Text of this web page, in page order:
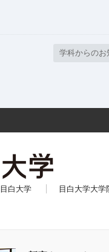
学科からのお
目白大学 目白大学大学